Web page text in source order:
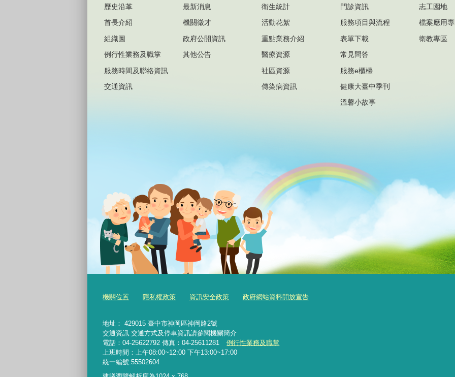
歷史沿革
首長介紹
組織圖
例行性業務及職掌
服務時間及聯絡資訊
交通資訊
最新消息
機關徵才
政府公開資訊
其他公告
衛生統計
活動花絮
重點業務介紹
醫療資源
社區資源
傳染病資訊
門診資訊
服務項目與流程
表單下載
常見問答
服務e櫃檯
健康大臺中季刊
溫馨小故事
志工園地
檔案應用
衛教專區
機關位置 隱私權政策 資訊安全政策 政府網站資料開放宣告
地址： 429015 臺中市神岡區神岡路2號
交通資訊:交通方式及停車資訊請參閱機關簡介
電話：04-25622792 傳真：04-25611281
例行性業務及職掌
上班時間：上午08:00~12:00 下午13:00~17:00
統一編號:55502604